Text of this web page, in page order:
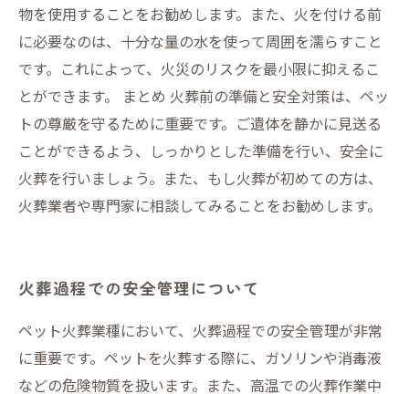
物を使用することをお勧めします。また、火を付ける前
に必要なのは、十分な量の水を使って周囲を濡らすこと
です。これによって、火災のリスクを最小限に抑えるこ
とができます。 まとめ 火葬前の準備と安全対策は、ペッ
トの尊厳を守るために重要です。ご遺体を静かに見送る
ことができるよう、しっかりとした準備を行い、安全に
火葬を行いましょう。また、もし火葬が初めての方は、
火葬業者や専門家に相談してみることをお勧めします。
火葬過程での安全管理について
ペット火葬業種において、火葬過程での安全管理が非常
に重要です。ペットを火葬する際に、ガソリンや消毒液
などの危険物質を扱います。また、高温での火葬作業中